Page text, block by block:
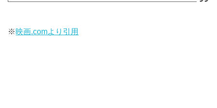
※映画.comより引用